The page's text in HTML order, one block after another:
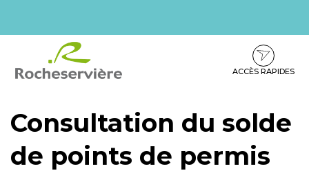
contenu
pied
ACCÈS RAPIDES
Consultation du solde
de points de permis